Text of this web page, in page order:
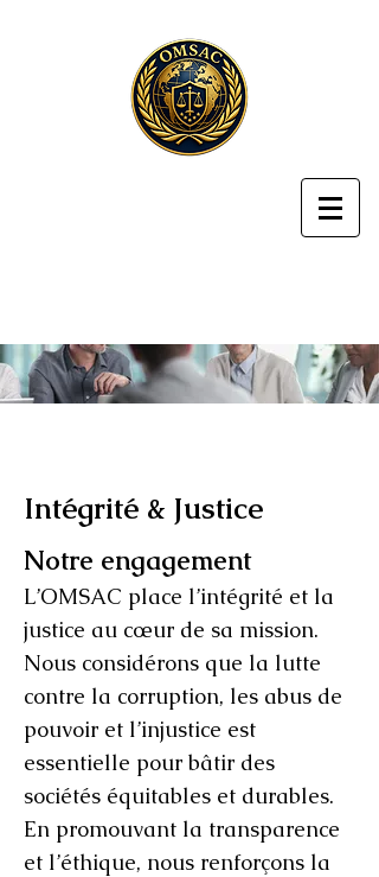
Intégrité & Justice
Notre engagement
L’OMSAC place l’intégrité et la
justice au cœur de sa mission.
Nous considérons que la lutte
contre la corruption, les abus de
pouvoir et l’injustice est
essentielle pour bâtir des
sociétés équitables et durables.
En promouvant la transparence
et l’éthique, nous renforçons la